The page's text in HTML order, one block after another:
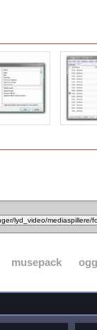
musepack ogg